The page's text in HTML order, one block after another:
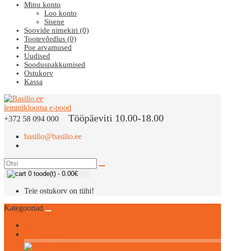
Minu konto
Loo konto
Sisene
Soovide nimekiri (0)
Tootevõrdlus (0)
Poe arvamused
Uudised
Sooduspakkumised
Ostukorv
Kassa
+372 58 094 000 Tööpäeviti 10.00-18.00
basilio@basilio.ee
0 toode(t) - 0.00€
Teie ostukorv on tühi!
Kategooriad